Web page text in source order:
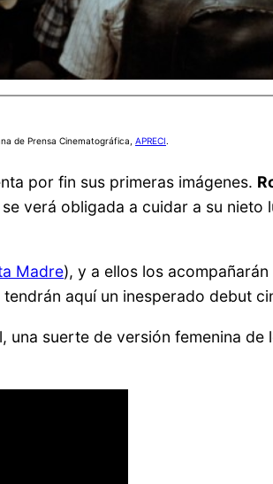
de Prensa Cinematográfica, APRECI.
por fin sus primeras imágenes.
verá obligada a cuidar a su nieto
Madre), y a ellos los
aquí un inesperado debut
suerte de versión femenina